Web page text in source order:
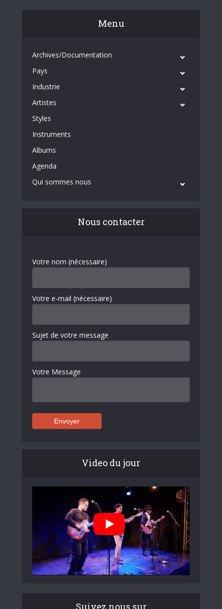
Menu
Archives/Documentation
Pays
Industrie
Artistes
Styles
Instruments
Albums
Agenda
Qui sommes nous
Nous contacter
Votre nom (nécessaire)
Votre e-mail (nécessaire)
Sujet de votre message
Votre Message
Video du jour
Suivez nous sur